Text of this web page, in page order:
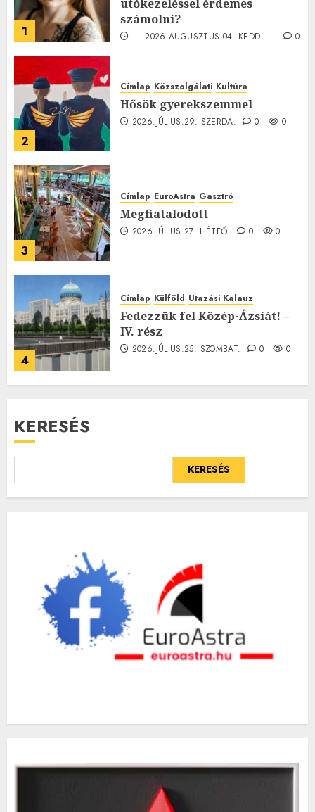
1
utókezeléssel érdemes
számolni?
2026.AUGUSZTUS.04. KEDD.
0
2
Címlap Közszolgálati Kultúra
Hősök gyerekszemmel
2026.JÚLIUS.29. SZERDA. 0 0
3
Címlap EuroAstra Gasztró
Megfiatalodott
2026.JÚLIUS.27. HÉTFŐ. 0 0
4
Címlap Külföld Utazási Kalauz
Fedezzük fel Közép-Ázsiát! –
IV. rész
2026.JÚLIUS.25. SZOMBAT. 0 0
KERESÉS
KERESÉS